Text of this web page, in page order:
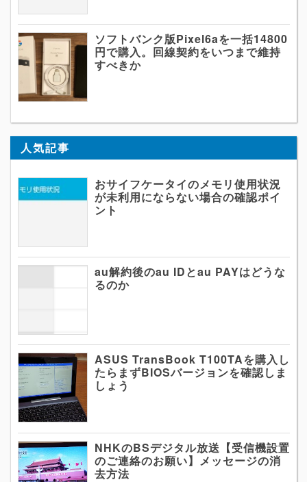
ソフトバンク版Pixel6aを一括14800
円で購入。回線契約をいつまで維持
すべきか
人気記事
おサイフケータイのメモリ使用状況
が未利用にならない場合の確認ポイ
ント
au解約後のau IDとau PAYはどうな
るのか
ASUS TransBook T100TAを購入し
たらまずBIOSバージョンを確認しま
しょう
NHKのBSデジタル放送【受信機設置
のご連絡のお願い】メッセージの消
去方法